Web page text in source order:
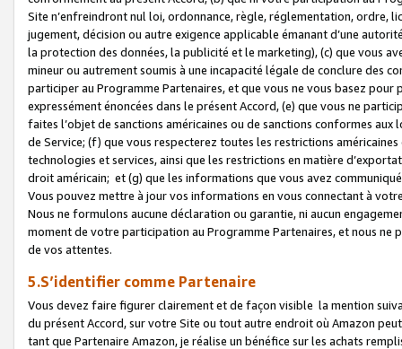
Site n’enfreindront nul loi, ordonnance, règle, réglementation, ordre,
jugement, décision ou autre exigence applicable émanant d’une
la protection des données, la publicité et le marketing), (c) que vous
mineur ou autrement soumis à une incapacité légale de conclure des
participer au Programme Partenaires, et que vous ne vous basez
expressément énoncées dans le présent Accord, (e) que vous ne
faites l’objet de sanctions américaines ou de sanctions conformes
de Service; (f) que vous respecterez toutes les restrictions
technologies et services, ainsi que les restrictions en matière
droit américain; et (g) que les informations que vous avez
Vous pouvez mettre à jour vos informations en vous connectant à
Nous ne formulons aucune déclaration ou garantie, ni aucun
moment de votre participation au Programme Partenaires, et nous
de vos attentes.
5.S’identifier comme Partenaire
Vous devez faire figurer clairement et de façon visible la mention
du présent Accord, sur votre Site ou tout autre endroit où Amazon
tant que Partenaire Amazon, je réalise un bénéfice sur les achats